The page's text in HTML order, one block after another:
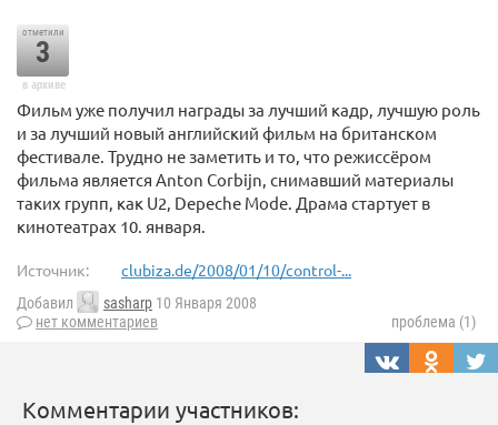
отметили
3
в архиве
Фильм уже получил награды за лучший кадр, лучшую роль
и за лучший новый английский фильм на британском
фестивале. Трудно не заметить и то, что режиссёром
фильма является Anton Corbijn, снимавший материалы
таких групп, как U2, Depeche Mode. Драма стартует в
кинотеатрах 10. января.
Источник: clubiza.de/2008/01/10/control-...
Добавил sasharp 10 Января 2008
нет комментариев
проблема (1)
Комментарии участников: